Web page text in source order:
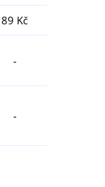
89 Kč
-
-